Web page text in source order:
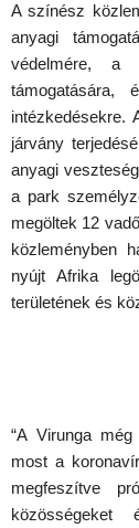
A színész
anyagi
védelmére, a
támogatására,
intézkedésekre.
járvány
anyagi
a park
megöltek 12
közleményben
nyújt Afrika
területének és
“A Virunga
most a
megfeszítve